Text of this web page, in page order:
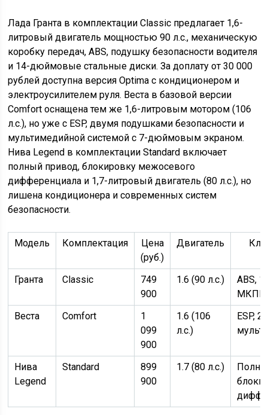
Лада Гранта в комплектации Classic предлагает 1,6-
литровый двигатель мощностью 90 л.с., механическую
коробку передач, ABS, подушку безопасности водителя
и 14-дюймовые стальные диски. За доплату от 30 000
рублей доступна версия Optima с кондиционером и
электроусилителем руля. Веста в базовой версии
Comfort оснащена тем же 1,6-литровым мотором (106
л.с.), но уже с ESP, двумя подушками безопасности и
мультимедийной системой с 7-дюймовым экраном.
Нива Legend в комплектации Standard включает
полный привод, блокировку межосевого
дифференциала и 1,7-литровый двигатель (80 л.с.), но
лишена кондиционера и современных систем
безопасности.
Модель Комплектация
Цена
(руб.)
Двигатель
Гранта
Classic
749
900
1.6 (90 л.с.)
ABS,
МКПП
Веста
Comfort
1
099
900
1.6 (106
л.с.)
ESP,
Нива
Legend
Standard
899
900
1.7 (80 л.с.)